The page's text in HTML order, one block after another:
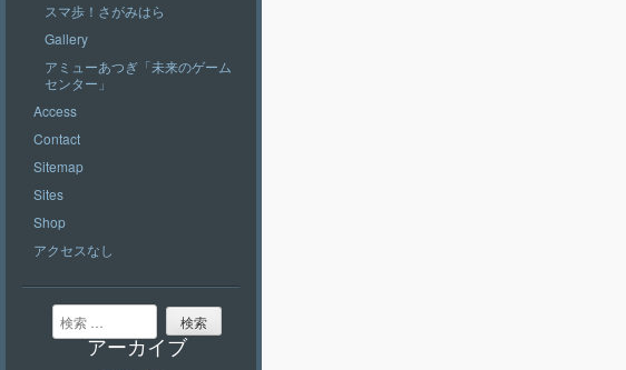
スマ歩！さがみはら
Gallery
アミューあつぎ「未来のゲーム
センター」
Access
Contact
Sitemap
Sites
Shop
アクセスなし
検索
アーカイブ